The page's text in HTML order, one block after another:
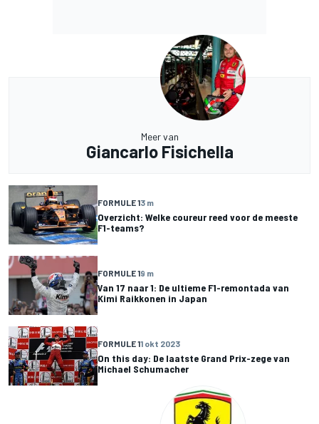
Meer van
Giancarlo Fisichella
FORMULE 13 m
Overzicht: Welke coureur reed voor de meeste
F1-teams?
FORMULE 19 m
Van 17 naar 1: De ultieme F1-remontada van
Kimi Raikkonen in Japan
FORMULE 11 okt 2023
On this day: De laatste Grand Prix-zege van
Michael Schumacher